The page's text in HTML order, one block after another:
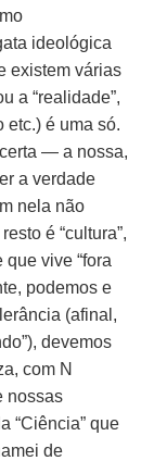
ideológica
existem várias
a “realidade”,
etc.) é uma só.
— a nossa,
a verdade
nela não
é “cultura”,
vive “fora
podemos e
(afinal,
devemos
com N
nossas
“Ciência” que
de